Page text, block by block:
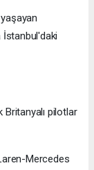
İstanbul'daki
Britanyalı pilotlar
Mercedes